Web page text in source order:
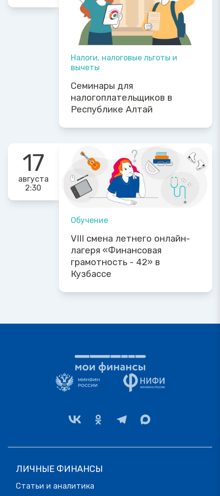
Налоги, налоговые льготы и
вычеты
Семинары для
налогоплательщиков в
Республике Алтай
17
августа
2:30
Обучение
VIII смена летнего онлайн-
лагеря «Финансовая
грамотность - 42» в
Кузбассе
ЛИЧНЫЕ ФИНАНСЫ
Статьи и аналитика